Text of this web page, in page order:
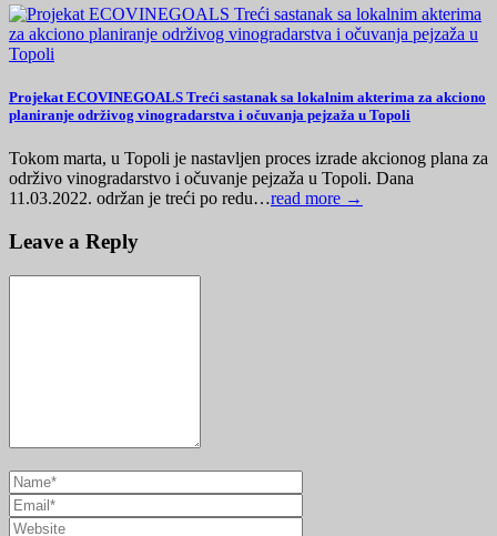
Projekat ECOVINEGOALS Treći sastanak sa lokalnim akterima za akciono
planiranje održivog vinogradarstva i očuvanja pejzaža u Topoli
Tokom marta, u Topoli je nastavljen proces izrade akcionog plana za
održivo vinogradarstvo i očuvanje pejzaža u Topoli. Dana
11.03.2022. održan je treći po redu…read more →
Leave a Reply